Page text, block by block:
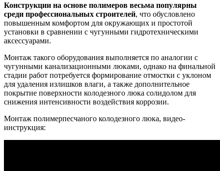
Конструкции на основе полимеров весьма популярны
среди профессиональных строителей, что обусловлено
повышенным комфортом для окружающих и простотой
установки в сравнении с чугунными гидротехническими
аксессуарами.
Монтаж такого оборудования выполняется по аналогии с
чугунными канализационными люками, однако на финальной
стадии работ потребуется формирование отмостки с уклоном
для удаления излишков влаги, а также дополнительное
покрытие поверхности колодезного люка солидолом для
снижения интенсивности воздействия коррозии.
Монтаж полимерпесчаного колодезного люка, видео-
инструкция: